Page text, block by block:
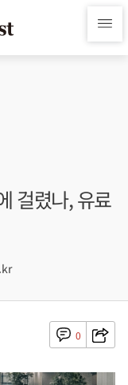
걸렸나, 유료
0